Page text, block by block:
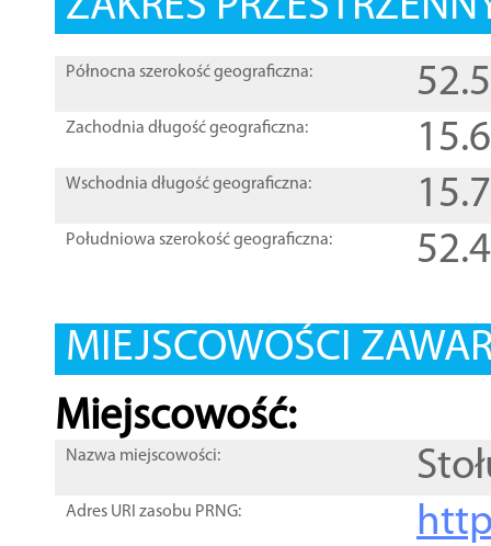
Północna szerokość geograficzna:
Zachodnia długość geograficzna:
Wschodnia długość geograficzna:
Południowa szerokość geograficzna:
MIEJSCOWOŚCI
Miejscowość:
Nazwa miejscowości:
Adres URI zasobu PRNG: